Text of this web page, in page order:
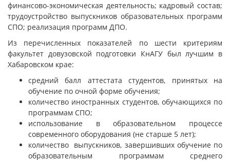
финансово-экономическая деятельность; кадровый состав;
трудоустройство выпускников образовательных программ
СПО; реализация программ ДПО.
Из перечисленных показателей по шести критериям
факультет довузовской подготовки КнАГУ был лучшим в
Хабаровском крае:
средний балл аттестата студентов, принятых на
обучение по очной форме обучения;
количество иностранных студентов, обучающихся по
программам СПО;
использование в образовательном процессе
современного оборудования (не старше 5 лет);
количество выпускников, завершивших обучение по
образовательным программам среднего